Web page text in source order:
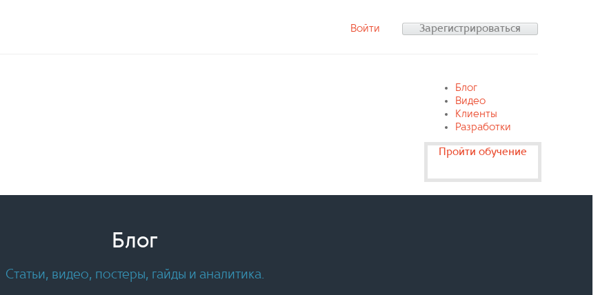
Войти Зарегистрироваться
Блог
Видео
Клиенты
Разработки
Пройти обучение
Блог
Статьи, видео, постеры, гайды и аналитика.